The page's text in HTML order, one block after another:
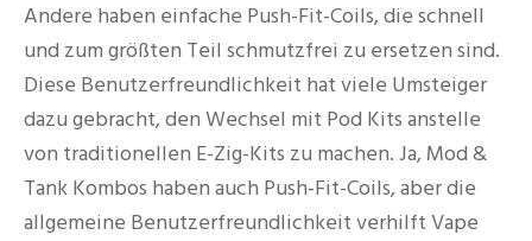
Andere haben einfache Push-Fit-Coils, die schnell
und zum größten Teil schmutzfrei zu ersetzen sind.
Diese Benutzerfreundlichkeit hat viele Umsteiger
dazu gebracht, den Wechsel mit Pod Kits anstelle
von traditionellen E-Zig-Kits zu machen. Ja, Mod &
Tank Kombos haben auch Push-Fit-Coils, aber die
allgemeine Benutzerfreundlichkeit verhilft Vape